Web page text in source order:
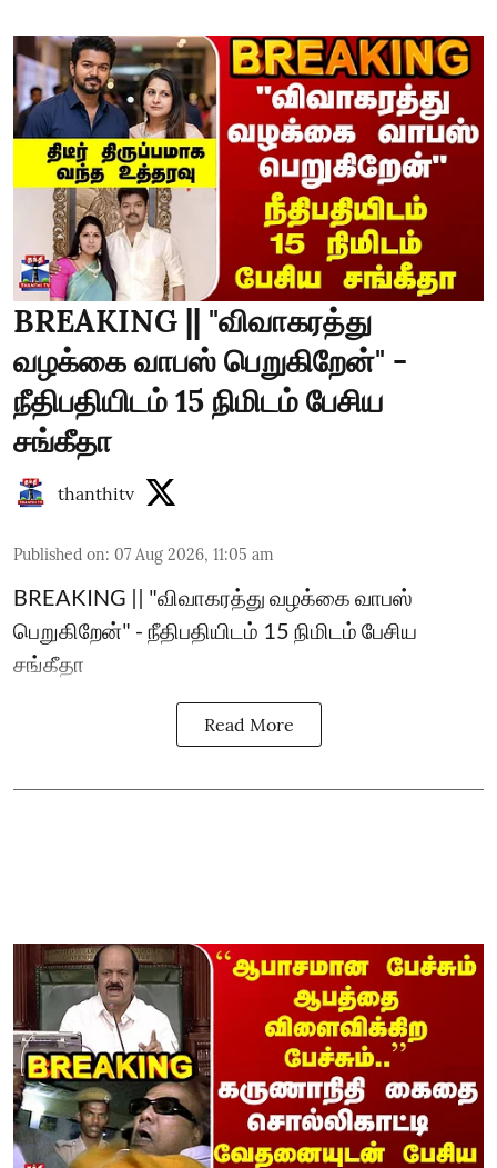
BREAKING || "விவாகரத்து
வழக்கை வாபஸ் பெறுகிறேன்" -
நீதிபதியிடம் 15 நிமிடம் பேசிய
சங்கீதா
thanthitv
Published on: 07 Aug 2026, 11:05 am
BREAKING || "விவாகரத்து வழக்கை வாபஸ்
பெறுகிறேன்" - நீதிபதியிடம் 15 நிமிடம் பேசிய
சங்கீதா
Read More